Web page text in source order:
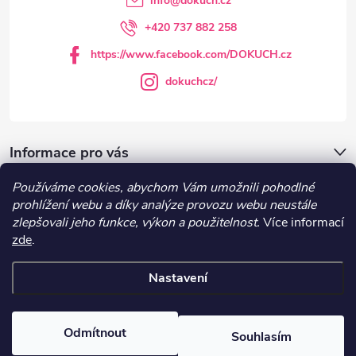
Používáme cookies, abychom Vám umožnili pohodlné
prohlížení webu a díky analýze provozu webu neustále
zlepšovali jeho funkce, výkon a použitelnost. Více informací
zde.
Nastavení
Odmítnout Souhlasím
Informace pro vás
DOKUCH.cz
+420 737 882 258
https://www.facebook.com/DOKUCH.cz
dokuchcz/
Recepty
cookies